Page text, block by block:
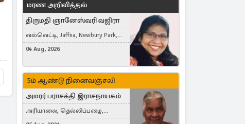
மரண அறிவித்தல்
திருமதி ஞானேஸ்வரி வஜிரா
வல்வெட்டி, Jaffna, Newbury Park,
United Kingdom
04 Aug, 2026
5ம் ஆண்டு நினைவஞ்சலி
அமரர் பராசக்தி இராசநாயகம்
அரியாலை, தெல்லிப்பழை,
Montreal, Canada